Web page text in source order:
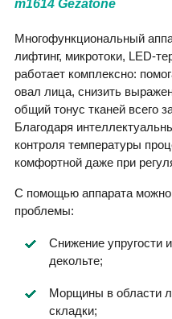
m1614 Gezatone
Многофункциональный
лифтинг, микротоки, LED-
работает комплексно:
овал лица, снизить
общий тонус тканей всего
Благодаря
контроля температуры
комфортной даже при
С помощью аппарата
проблемы:
Снижение упругости
декольте;
Морщины в области
складки;